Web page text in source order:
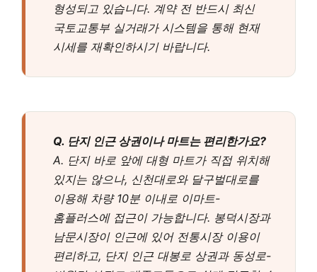
형성되고 있습니다. 계약 전 반드시 최신
국토교통부 실거래가 시스템을 통해 현재
시세를 재확인하시기 바랍니다.
Q. 단지 인근 상권이나 마트는 편리한가요?
A. 단지 바로 앞에 대형 마트가 직접 위치해
있지는 않으나, 신천대로와 달구벌대로를
이용해 차량 10분 이내로 이마트-
홈플러스에 접근이 가능합니다. 봉덕시장과
남문시장이 인근에 있어 전통시장 이용이
편리하고, 단지 인근 대봉로 상권과 동성로-